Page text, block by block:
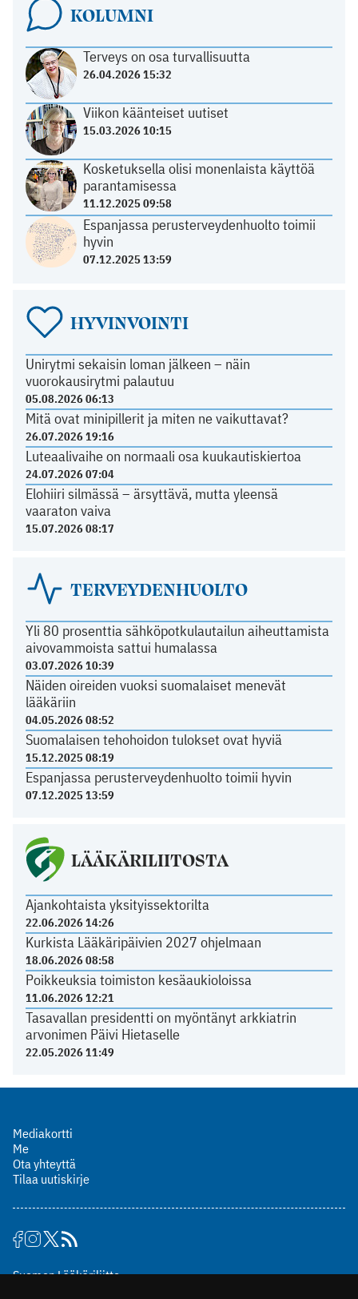
KOLUMNI
Terveys on osa turvallisuutta
26.04.2026 15:32
Viikon käänteiset uutiset
15.03.2026 10:15
Kosketuksella olisi monenlaista käyttöä
parantamisessa
11.12.2025 09:58
Espanjassa perusterveydenhuolto toimii
hyvin
07.12.2025 13:59
HYVINVOINTI
Unirytmi sekaisin loman jälkeen – näin
vuorokausirytmi palautuu
05.08.2026 06:13
Mitä ovat minipillerit ja miten ne vaikuttavat?
26.07.2026 19:16
Luteaalivaihe on normaali osa kuukautiskiertoa
24.07.2026 07:04
Elohiiri silmässä – ärsyttävä, mutta yleensä
vaaraton vaiva
15.07.2026 08:17
TERVEYDENHUOLTO
Yli 80 prosenttia sähköpotkulautailun aiheuttamista
aivovammoista sattui humalassa
03.07.2026 10:39
Näiden oireiden vuoksi suomalaiset menevät
lääkäriin
04.05.2026 08:52
Suomalaisen tehohoidon tulokset ovat hyviä
15.12.2025 08:19
Espanjassa perusterveydenhuolto toimii hyvin
07.12.2025 13:59
LÄÄKÄRILIITOSTA
Ajankohtaista yksityissektorilta
22.06.2026 14:26
Kurkista Lääkäripäivien 2027 ohjelmaan
18.06.2026 08:58
Poikkeuksia toimiston kesäaukioloissa
11.06.2026 12:21
Tasavallan presidentti on myöntänyt arkkiatrin
arvonimen Päivi Hietaselle
22.05.2026 11:49
Mediakortti
Me
Ota yhteyttä
Tilaa uutiskirje
Suomen Lääkäriliitto